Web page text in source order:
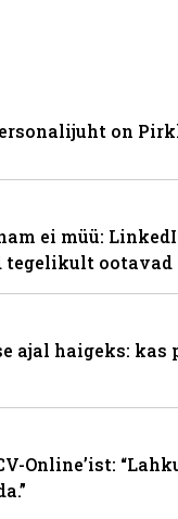
on
ei müü:
tegelikult ootavad
ajal haigeks: kas
Online’ist: